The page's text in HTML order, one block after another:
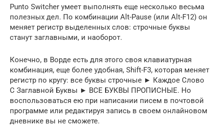
Punto Switcher умеет выполнять еще несколько весьма
полезных дел. По комбинации Alt-Pause (или Alt-F12) он
меняет регистр выделенных слов: строчные буквы
станут заглавными, и наоборот.
Конечно, в Ворде есть для этого своя клавиатурная
комбинация, еще более удобная, Shift-F3, которая меняет
ре­гистр по кругу: все буквы строчные ► Каждое Слово
С Заглавной Буквы ► ВСЕ БУКВЫ ПРОПИСНЫЕ. Но
воспользоваться ею при написании писем в почтовой
программе или редактируя запись в своем онлайно­вом
дневнике вы не сможете.